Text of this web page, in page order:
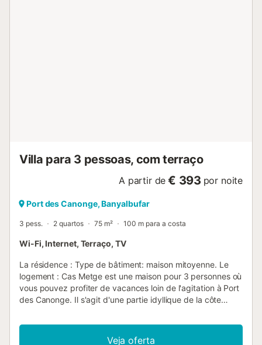
Villa para 3 pessoas, com terraço
A partir de € 393 por noite
Port des Canonge, Banyalbufar
3 pess. 2 quartos 75 m² 100 m para a costa
Wi-Fi, Internet, Terraço, TV
La résidence : Type de bâtiment: maison mitoyenne. Le
logement : Cas Metge est une maison pour 3 personnes où
vous pouvez profiter de vacances loin de l'agitation à Port
des Canonge. Il s'agit d'une partie idyllique de la côte
cyclistes, accessible par une route étroite et sinueuse. Port
des Canonge est l'un des plus charmants petits ports
Veja oferta